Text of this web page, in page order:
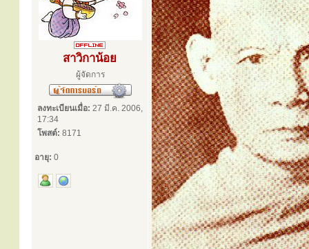
สาวิกาน้อย
ผู้จัดการ
ลงทะเบียนเมื่อ: 27 มี.ค. 2006,
17:34
โพสต์: 8171
อายุ: 0